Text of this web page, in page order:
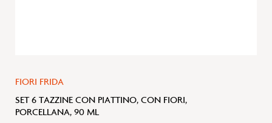
FIORI FRIDA
SET 6 TAZZINE CON PIATTINO, CON FIORI,
PORCELLANA, 90 ML